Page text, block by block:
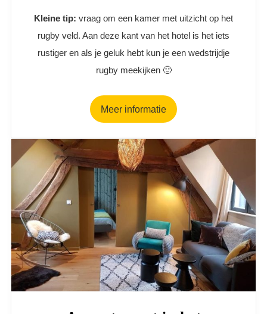
Kleine tip: vraag om een kamer met uitzicht op het
rugby veld. Aan deze kant van het hotel is het iets
rustiger en als je geluk hebt kun je een wedstrijdje
rugby meekijken 🙂
Meer informatie